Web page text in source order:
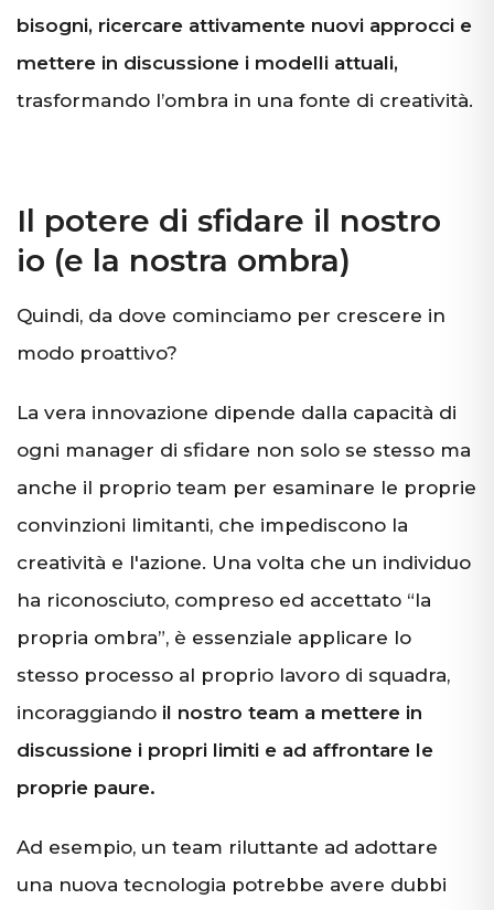
bisogni, ricercare attivamente nuovi approcci e
mettere in discussione i modelli attuali,
trasformando l’ombra in una fonte di creatività.
Il potere di sfidare il nostro
io (e la nostra ombra)
Quindi, da dove cominciamo per crescere in
modo proattivo?
La vera innovazione dipende dalla capacità di
ogni manager di sfidare non solo se stesso ma
anche il proprio team per esaminare le proprie
convinzioni limitanti, che impediscono la
creatività e l'azione. Una volta che un individuo
ha riconosciuto, compreso ed accettato “la
propria ombra”, è essenziale applicare lo
stesso processo al proprio lavoro di squadra,
incoraggiando il nostro team a mettere in
discussione i propri limiti e ad affrontare le
proprie paure.
Ad esempio, un team riluttante ad adottare
una nuova tecnologia potrebbe avere dubbi